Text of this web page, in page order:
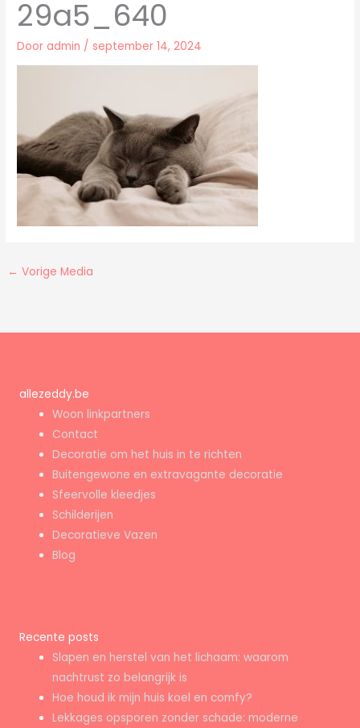
29a5_640
Door admin / september 14, 2024
← Vorige Media
allezeddy.be
Woon linkpartners
Contact
Decoratie om het huis in te richten
Buitengewone en extravagante decoratie
Sfeervolle kleedjes
Schilderijen
Decoratieve Vazen
Blog
Recente posts
Slapen en herstel van het lichaam: waarom
nachtrust zo belangrijk is
Hoe houd ik mijn huis koel en comfy?
Lekkages opsporen zonder schade: moderne